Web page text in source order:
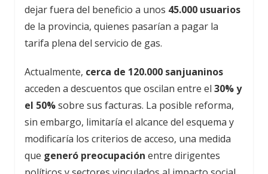
dejar fuera del beneficio a unos 45.000 usuarios
de la provincia, quienes pasarían a pagar la
tarifa plena del servicio de gas.
Actualmente, cerca de 120.000 sanjuaninos
acceden a descuentos que oscilan entre el 30% y
el 50%sobre sus facturas. La posible reforma,
sin embargo, limitaría el alcance del esquema y
modificaría los criterios de acceso, una medida
que generó preocupación entre dirigentes